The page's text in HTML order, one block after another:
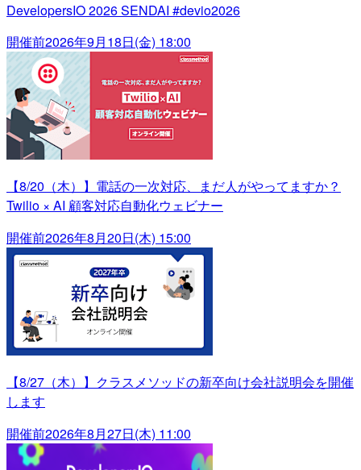
DevelopersIO 2026 SENDAI #devio2026
開催前2026年9月18日(金) 18:00
【8/20（木）】電話の一次対応、まだ人がやってますか？
Twilio × AI 顧客対応自動化ウェビナー
開催前2026年8月20日(木) 15:00
【8/27（木）】クラスメソッドの新卒向け会社説明会を開催
します
開催前2026年8月27日(木) 11:00